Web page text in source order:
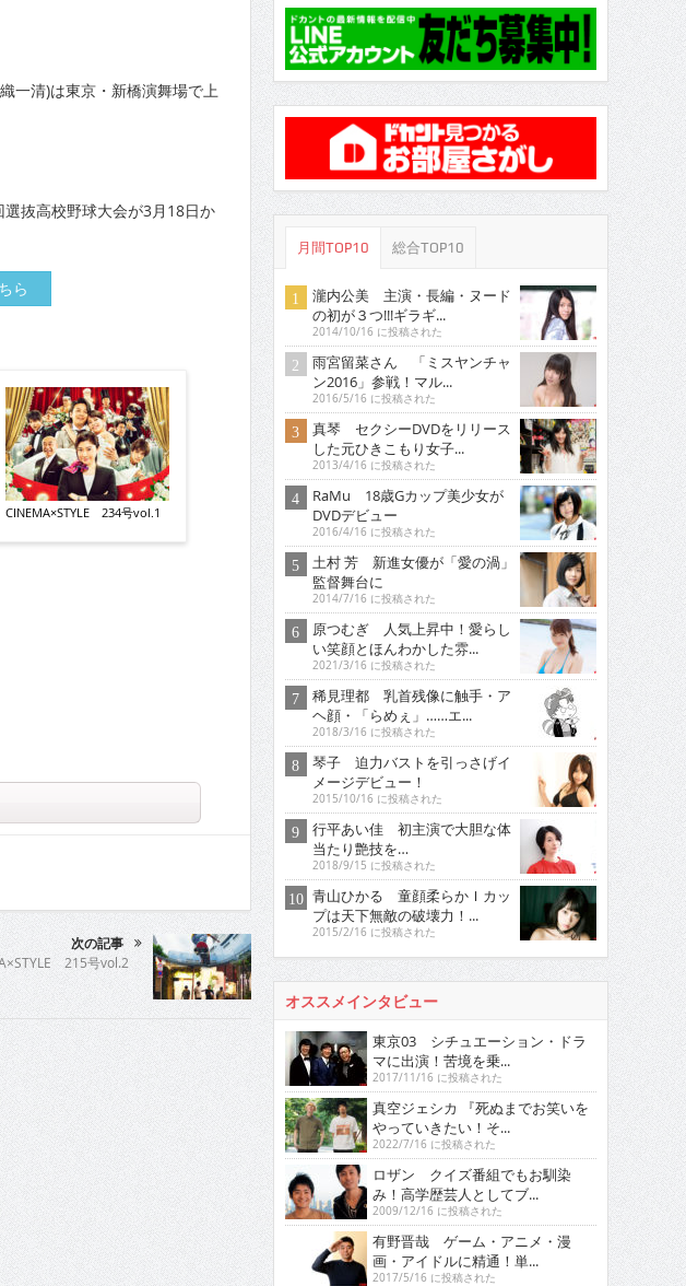
一清)は東京・新橋演舞場で上
抜高校野球大会が3月18日か
ら
CINEMA×STYLE 234号vol.1
次の記事
215号vol.2
月間TOP10 総合TOP10
瀧内公美 主演・長編・ヌード
の初が３つ!!!ギラギ...
2014/10/16 に投稿された
雨宮留菜さん 「ミスヤンチャ
ン2016」参戦！マル...
2016/5/16 に投稿された
真琴 セクシーDVDをリリース
した元ひきこもり女子...
2013/4/16 に投稿された
RaMu 18歳Gカップ美少女が
DVDデビュー
2016/4/16 に投稿された
土村 芳 新進女優が「愛の渦」
監督舞台に
2014/7/16 に投稿された
原つむぎ 人気上昇中！愛らし
い笑顔とほんわかした雰...
2021/3/16 に投稿された
稀見理都 乳首残像に触手・ア
ヘ顔・「らめぇ」……エ...
2018/3/16 に投稿された
琴子 迫力バストを引っさげイ
メージデビュー！
2015/10/16 に投稿された
行平あい佳 初主演で大胆な体
当たり艶技を…
2018/9/15 に投稿された
青山ひかる 童顔柔らかＩカッ
プは天下無敵の破壊力！...
2015/2/16 に投稿された
オススメインタビュー
東京03 シチュエーション・ドラ
マに出演！苦境を乗...
2017/11/16 に投稿された
真空ジェシカ 『死ぬまでお笑いを
やっていきたい！そ...
2022/7/16 に投稿された
ロザン クイズ番組でもお馴染
み！高学歴芸人としてブ...
2009/12/16 に投稿された
有野晋哉 ゲーム・アニメ・漫
画・アイドルに精通！単...
2017/5/16 に投稿された